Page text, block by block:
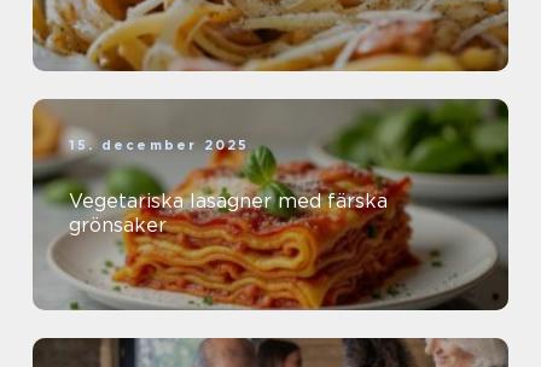
15. december 2025
Vegetariska lasagner med färska
grönsaker